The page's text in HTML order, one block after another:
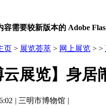
容需要较新版本的 Adobe
页 > 展览荟萃 > 网上展览 > >
云展览】身
| 三明市博物馆 |